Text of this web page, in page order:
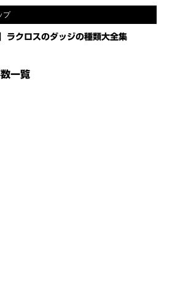
プ
ラクロスのダッジの種類大全集
一覧